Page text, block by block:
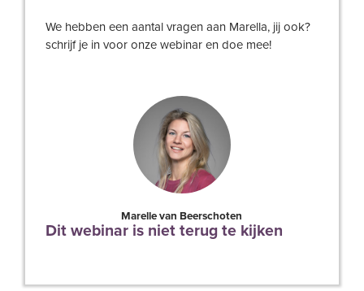
We hebben een aantal vragen aan Marella, jij ook?
schrijf je in voor onze webinar en doe mee!
Marelle van Beerschoten
Dit webinar is niet terug te kijken